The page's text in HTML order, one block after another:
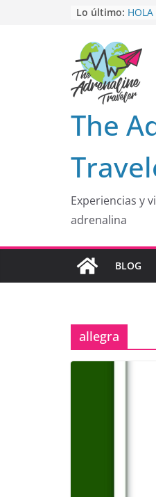
Lo último: HOLA
EL
opción
En
The
Experiencias y
adrenalina
BLOG
allegra